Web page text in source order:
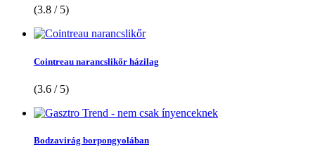
(3.8 / 5)
Cointreau narancslikőr házilag
(3.6 / 5)
Bodzavirág borpongyolában